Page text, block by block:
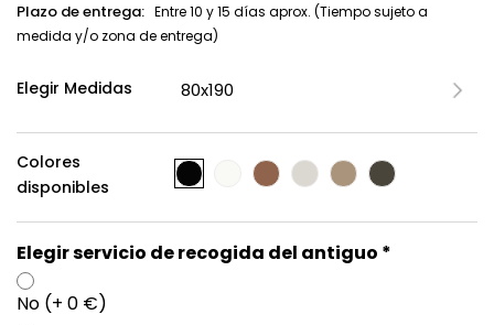
Plazo de entrega: Entre 10 y 15 días aprox. (Tiempo sujeto a
medida y/o zona de entrega)
Elegir Medidas
Colores
disponibles
Elegir servicio de recogida del antiguo *
No (+ 0 €)